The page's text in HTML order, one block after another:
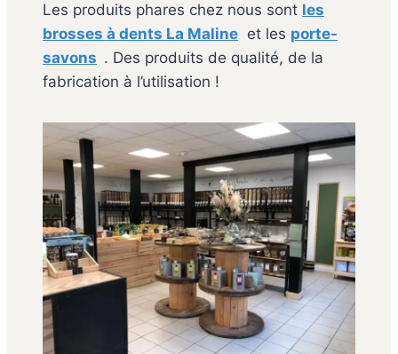
Les produits phares chez nous sont les
brosses à dents La Maline et les porte-
savons . Des produits de qualité, de la
fabrication à l’utilisation !